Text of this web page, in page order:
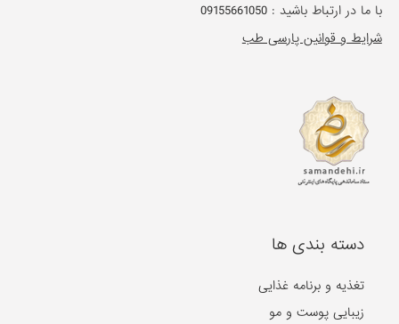
با ما در ارتباط باشید :09155661050
شرایط و قوانین پارسی طب
دسته بندی ها
تغذیه و برنامه غذایی
زیبایی پوست و مو